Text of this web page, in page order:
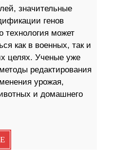
значительные
генов
технология может
как в военных, так и
целях. Ученые уже
редактирования
урожая,
и домашнего